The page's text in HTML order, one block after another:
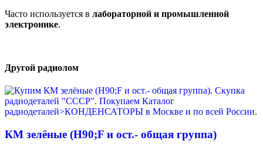
Часто используется в лабораторной и промышленной
электронике.
Другой радиолом
КМ зелёные (H90;F и ост.- общая группа)